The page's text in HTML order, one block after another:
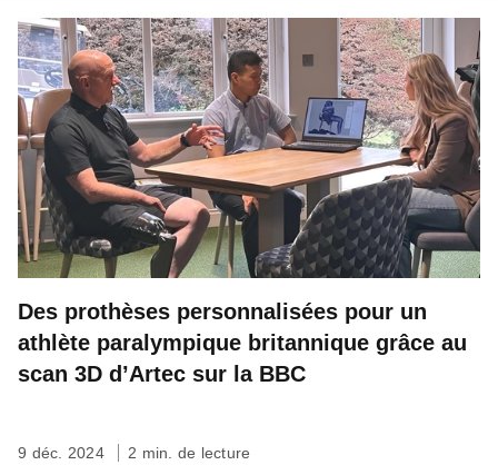
Des prothèses personnalisées pour un
athlète paralympique britannique grâce au
scan 3D d’Artec sur la BBC
9 déc. 2024 2 min. de lecture